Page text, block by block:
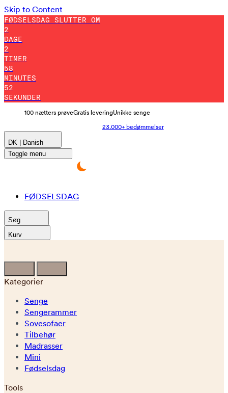
Skip to Content
FØDSELSDAG SLUTTER OM
2
DAGE
2
TIMER
58
MINUTES
43
SEKUNDER
100 nætters prøveGratis leveringUnikke senge
23.000+ bedømmelser
DK | Danish
Toggle menu
FØDSELSDAG
Søg
Kurv
Kategorier
Senge
Sengerammer
Sovesofaer
Tilbehør
Madrasser
Mini
Fødselsdag
Tools